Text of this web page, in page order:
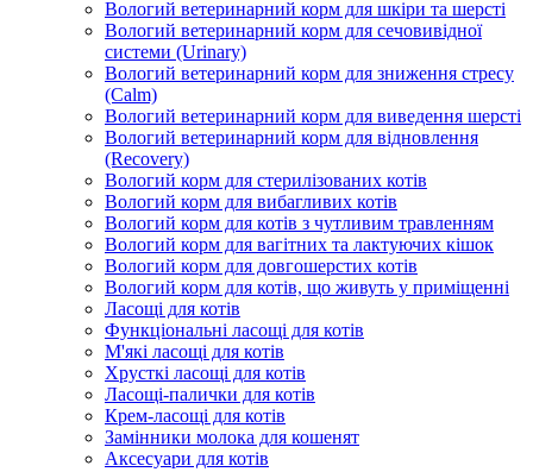
Вологий ветеринарний корм для шкіри та шерсті
Вологий ветеринарний корм для сечовивідної
системи (Urinary)
Вологий ветеринарний корм для зниження стресу
(Calm)
Вологий ветеринарний корм для виведення шерсті
Вологий ветеринарний корм для відновлення
(Recovery)
Вологий корм для стерилізованих котів
Вологий корм для вибагливих котів
Вологий корм для котів з чутливим травленням
Вологий корм для вагітних та лактуючих кішок
Вологий корм для довгошерстих котів
Вологий корм для котів, що живуть у приміщенні
Ласощі для котів
Функціональні ласощі для котів
М'які ласощі для котів
Хрусткі ласощі для котів
Ласощі-палички для котів
Крем-ласощі для котів
Замінники молока для кошенят
Аксесуари для котів